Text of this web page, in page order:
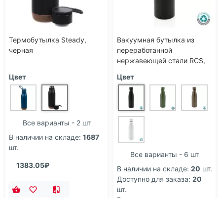
Термобутылка Steady,
черная
Цвет
Все варианты - 2 шт
В наличии на складе: 1687
шт.
1383.05₽
Вакуумная бутылка из
переработанной
нержавеющей стали RCS,
Цвет
Все варианты - 6 шт
В наличии на складе: 20 шт.
Доступно для заказа: 20
шт.